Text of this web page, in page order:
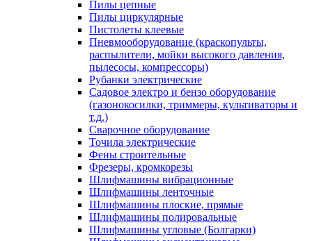
Пилы цепные
Пилы циркулярные
Пистолеты клеевые
Пневмооборудование (краскопульты,
распылители, мойки высокого давления,
пылесосы, компрессоры)
Рубанки электрические
Садовое электро и бензо оборудование
(газонокосилки, триммеры, культиваторы и
т.д.)
Сварочное оборудование
Точила электрические
Фены строительные
Фрезеры, кромкорезы
Шлифмашины вибрационные
Шлифмашины ленточные
Шлифмашины плоские, прямые
Шлифмашины полировальные
Шлифмашины угловые (Болгарки)